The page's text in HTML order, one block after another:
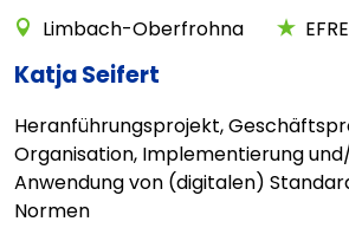
Limbach-Oberfrohna EFRE
Katja Seifert
Heranführungsprojekt,
Organisation, Implementierung
Anwendung von (digitalen)
Normen